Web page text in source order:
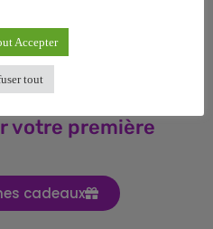
nourrir votre chien ou chat
recevoir
immédiatement
votre première
cadeaux
Accepter
tout